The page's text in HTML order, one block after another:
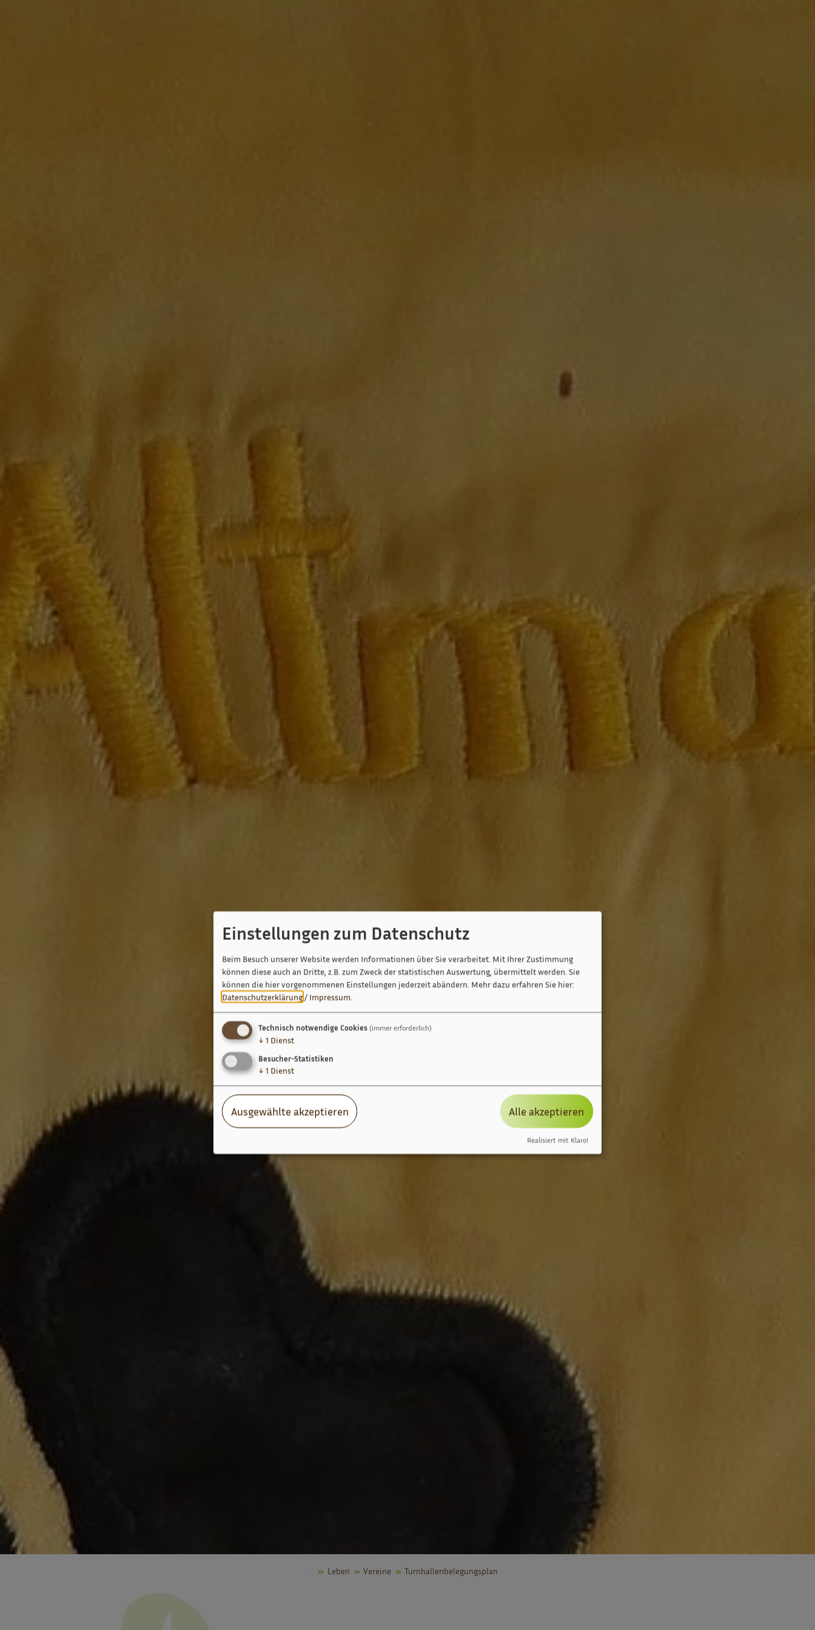
Leben Vereine Turnhallenbelegungsplan
Einstellungen zum Datenschutz
Beim Besuch unserer Website werden Informationen über Sie verarbeitet. Mit Ihrer Zustimmung
können diese auch an Dritte, z.B. zum Zweck der statistischen Auswertung, übermittelt werden. Sie
können die hier vorgenommenen Einstellungen jederzeit abändern. Mehr dazu erfahren Sie hier:
Datenschutzerklärung/ Impressum.
Technisch notwendige Cookies (immer erforderlich)
↓ 1 Dienst
Besucher-Statistiken
↓ 1 Dienst
Ausgewählte akzeptieren Alle akzeptieren
Realisiert mit Klaro!